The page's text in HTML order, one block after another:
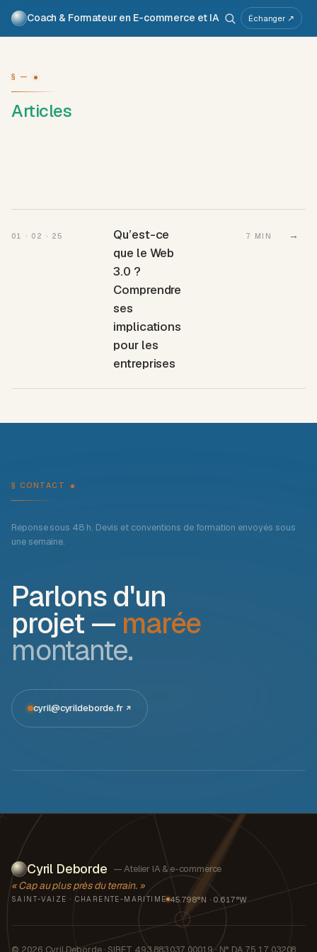
Coach & Formateur en E-commerce et IA
Pour qui Services Travaux Voix À propos Atelier IA Métiers
Échanger ↗
§ —
Articles
01 · 02 · 25
Qu’est-ce
que le Web
3.0 ?
Comprendre
ses
implications
pour les
entreprises
7 MIN →
§ CONTACT
Réponse sous 48 h. Devis et conventions de formation envoyés sous
une semaine.
Parlons d'un
projet — marée
montante.
cyril@cyrildeborde.fr
Cyril Deborde — Atelier IA & e-commerce
« Cap au plus près du terrain. »
SAINT-VAIZE · CHARENTE-MARITIME 45.798°N · 0.617°W
© 2026 Cyril Deborde · SIRET 493 883 037 00019 · N° DA 75 17 03208